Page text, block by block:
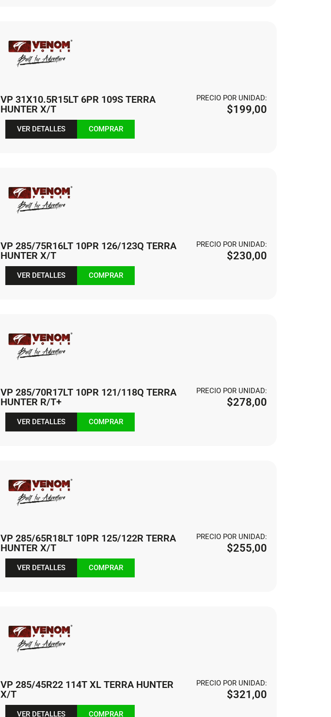
VP 31X10.5R15LT 6PR 109S TERRA
HUNTER X/T
PRECIO POR UNIDAD:
$199,00
VER DETALLES COMPRAR
VP 285/75R16LT 10PR 126/123Q TERRA
HUNTER X/T
PRECIO POR UNIDAD:
$230,00
VER DETALLES COMPRAR
VP 285/70R17LT 10PR 121/118Q TERRA
HUNTER R/T+
PRECIO POR UNIDAD:
$278,00
VER DETALLES COMPRAR
VP 285/65R18LT 10PR 125/122R TERRA
HUNTER X/T
PRECIO POR UNIDAD:
$255,00
VER DETALLES COMPRAR
VP 285/45R22 114T XL TERRA HUNTER
X/T
PRECIO POR UNIDAD:
$321,00
VER DETALLES COMPRAR